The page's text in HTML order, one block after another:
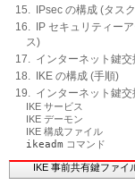
15. IPsec の構成 (タス
16. IP セキュリティー
ス)
17. インターネット鍵交
18. IKE の構成 (手順)
19. インターネット鍵
IKE サービス
IKE デーモン
IKE 構成ファイル
ikeadm コマンド
IKE 事前共有鍵ファイ